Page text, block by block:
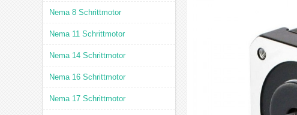
Nema 8 Schrittmotor
Nema 11 Schrittmotor
Nema 14 Schrittmotor
Nema 16 Schrittmotor
Nema 17 Schrittmotor